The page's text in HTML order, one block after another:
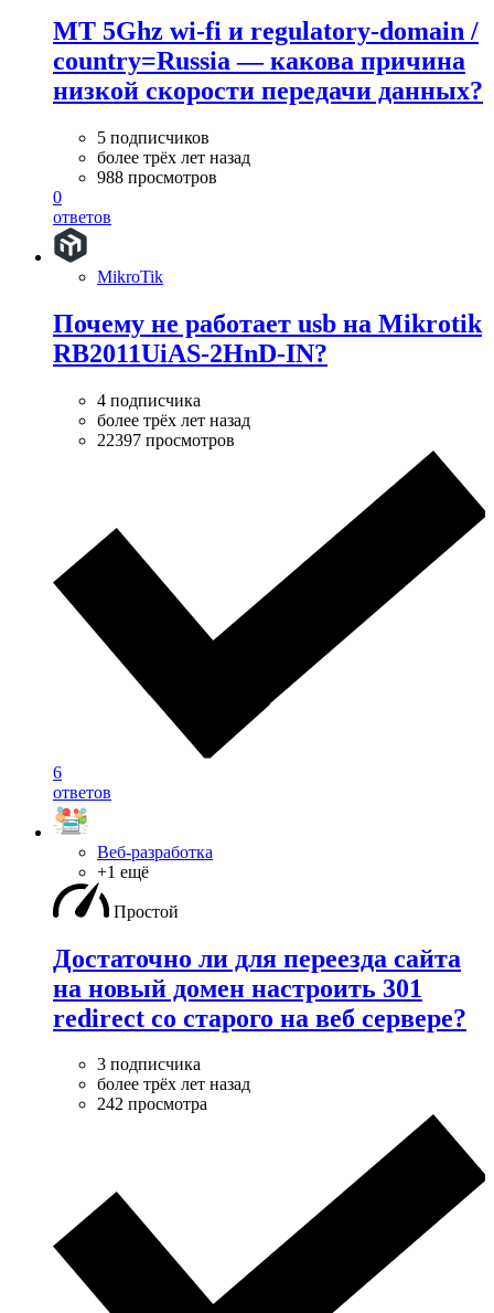
MT 5Ghz wi-fi и regulatory-domain /
сountry=Russia — какова причина
низкой скорости передачи данных?
5 подписчиков
более трёх лет назад
988 просмотров
0
ответов
MikroTik
Почему не работает usb на Mikrotik
RB2011UiAS-2HnD-IN?
4 подписчика
более трёх лет назад
22397 просмотров
6
ответов
Веб-разработка
+1 ещё
Простой
Достаточно ли для переезда сайта
на новый домен настроить 301
redirect со старого на веб сервере?
3 подписчика
более трёх лет назад
242 просмотра